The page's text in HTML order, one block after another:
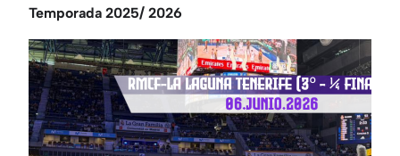
Temporada 2025/ 2026